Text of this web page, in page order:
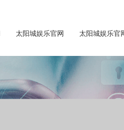
太阳城娱乐官网 太阳城娱乐官